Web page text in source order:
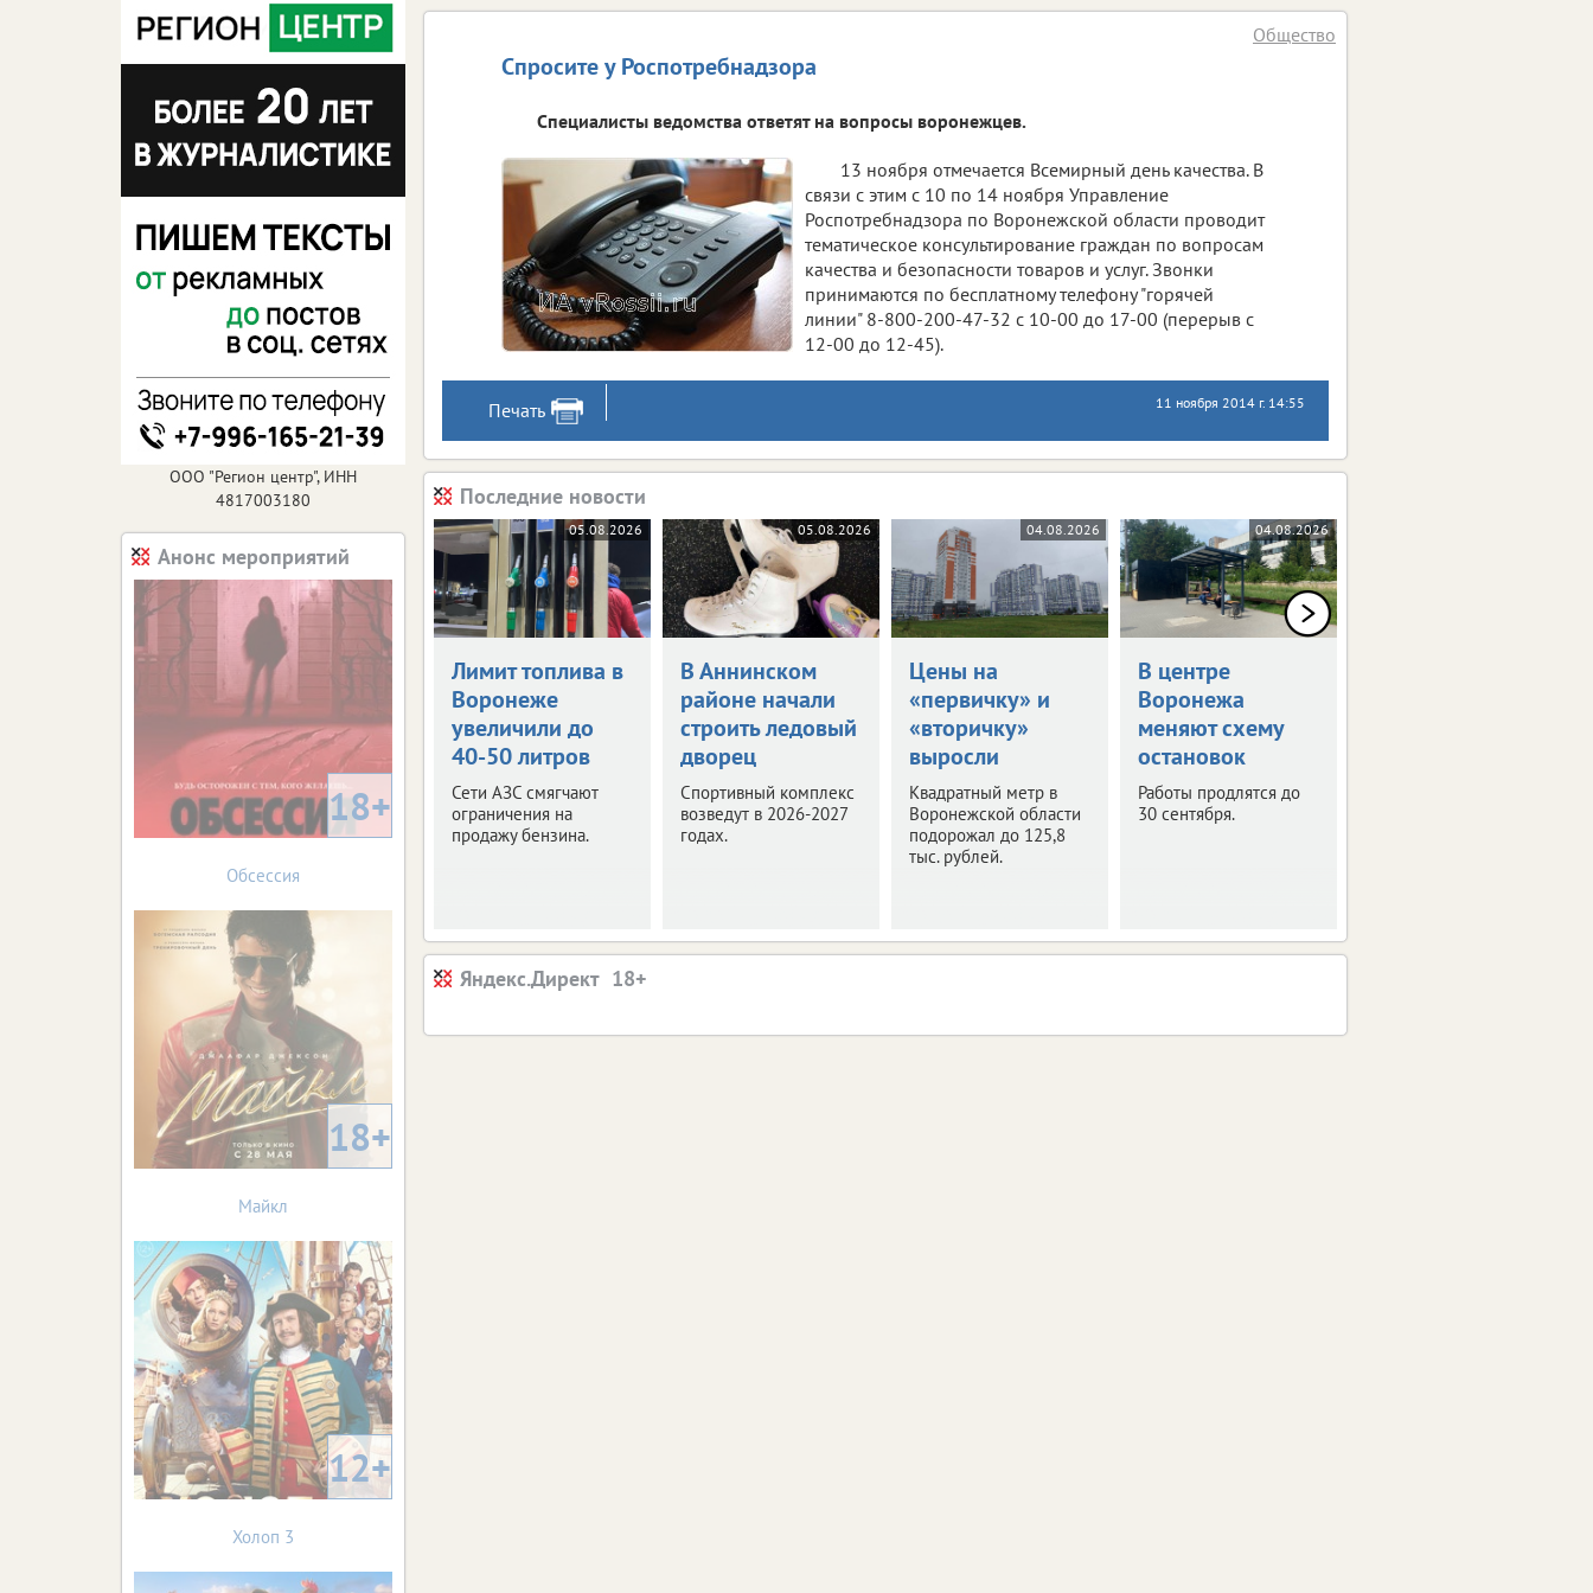
Спросите у Роспотребнадзора
Общество
Специалисты ведомства ответят на вопросы воронежцев.
13 ноября отмечается Всемирный день качества. В
связи с этим с 10 по 14 ноября Управление
Роспотребнадзора по Воронежской области проводит
тематическое консультирование граждан по вопросам
качества и безопасности товаров и услуг. Звонки
принимаются по бесплатному телефону "горячей
линии" 8-800-200-47-32 с 10-00 до 17-00 (перерыв с
12-00 до 12-45).
Печать 11 ноября 2014 г. 14:55
Последние новости
05.08.2026
Лимит топлива в
Воронеже
увеличили до
40-50 литров
Сети АЗС смягчают
ограничения на
продажу бензина.
05.08.2026
В Аннинском
районе начали
строить ледовый
дворец
Спортивный комплекс
возведут в 2026-2027
годах.
04.08.2026
Цены на
«первичку» и
«вторичку»
выросли
Квадратный метр в
Воронежской области
подорожал до 125,8
тыс. рублей.
04.08.2026
В центре
Воронежа
меняют схему
остановок
Работы продлятся до
30 сентября.
Яндекс.Директ
ООО "Регион центр", ИНН
4817003180
Анонс мероприятий
18+
Обсессия
18+
Майкл
12+
Холоп 3